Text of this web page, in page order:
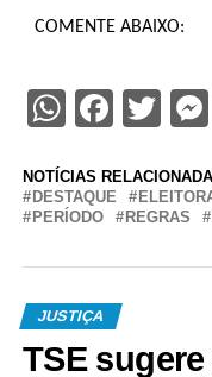
COMENTE ABAIXO:
NOTÍCIAS
DESTAQUE
PERÍODO
REGRAS
JUSTIÇA
TSE